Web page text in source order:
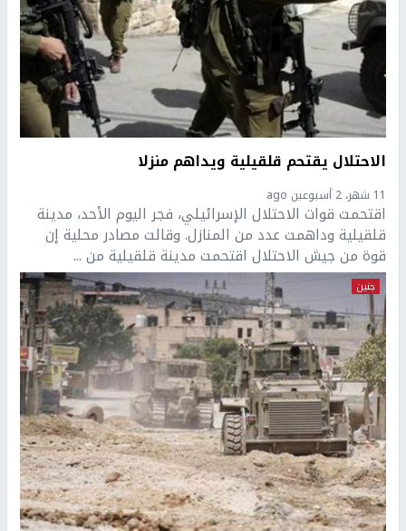
الاحتلال يقتحم قلقيلية ويداهم منزلا
11 شهر، 2 أسبوعين ago
اقتحمت قوات الاحتلال الإسرائيلي، فجر اليوم الأحد، مدينة
قلقيلية وداهمت عدد من المنازل. وقالت مصادر محلية إن
قوة من جيش الاحتلال اقتحمت مدينة قلقيلية من ...
جنين